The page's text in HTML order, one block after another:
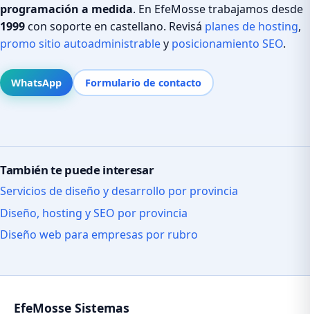
programación a medida. En EfeMosse trabajamos desde
1999con soporte en castellano. Revisá planes de hosting,
promo sitio autoadministrabley posicionamiento SEO.
WhatsApp Formulario de contacto
También te puede interesar
Servicios de diseño y desarrollo por provincia
Diseño, hosting y SEO por provincia
Diseño web para empresas por rubro
EfeMosse Sistemas